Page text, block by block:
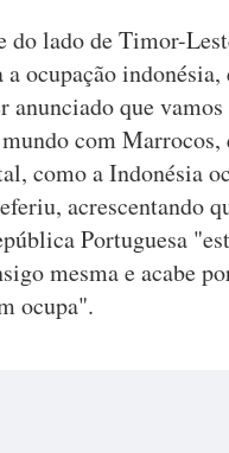
do lado de Timor-
ocupação indonésia,
anunciado que
com Marrocos,
como a Indonésia
acrescentando
Portuguesa
mesma e acabe
ocupa".